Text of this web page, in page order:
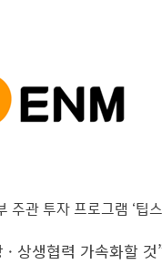
관 투자 프로그램 ‘팁
상생협력 가속화할 것